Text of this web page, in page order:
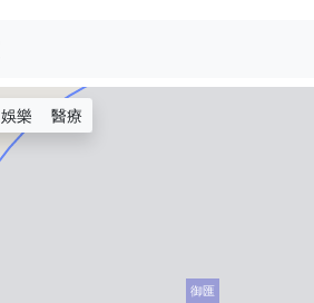
御匯
娛樂 醫療